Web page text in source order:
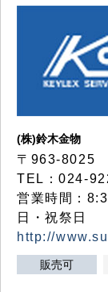
(株)鈴木金物
〒963-8025
TEL：024-
営業時間：
日・祝祭日
http://
販売可